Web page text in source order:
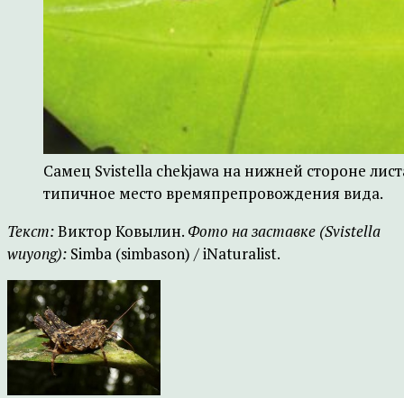
Самец Svistella chekjawa на нижней стороне
типичное место времяпрепровождения вида.
Текст:Виктор Ковылин. Фото на заставке (Svistella
wuyong): Simba (simbason) / iNaturalist.